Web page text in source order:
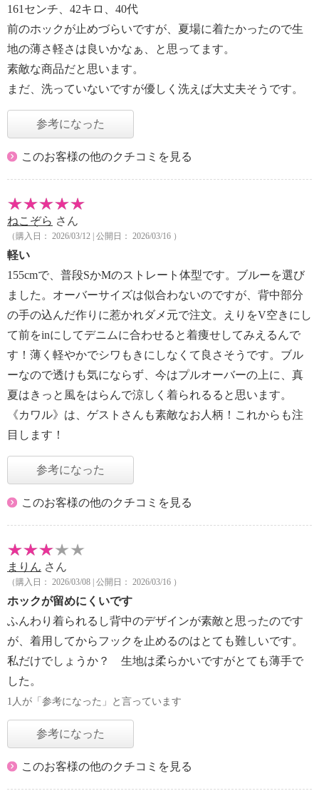
161センチ、42キロ、40代
前のホックが止めづらいですが、夏場に着たかったので生
地の薄さ軽さは良いかなぁ、と思ってます。
素敵な商品だと思います。
まだ、洗っていないですが優しく洗えば大丈夫そうです。
参考になった
このお客様の他のクチコミを見る
ねこぞら さん
（購入日： 2026/03/12 | 公開日： 2026/03/16 ）
軽い
155cmで、普段SかMのストレート体型です。ブルーを選び
ました。オーバーサイズは似合わないのですが、背中部分
の手の込んだ作りに惹かれダメ元で注文。えりをV空きにし
て前をinにしてデニムに合わせると着痩せしてみえるんで
す！薄く軽やかでシワもきにしなくて良さそうです。ブル
ーなので透けも気にならず、今はプルオーバーの上に、真
夏はきっと風をはらんで涼しく着られるると思います。
《カワル》は、ゲストさんも素敵なお人柄！これからも注
目します！
参考になった
このお客様の他のクチコミを見る
まりん さん
（購入日： 2026/03/08 | 公開日： 2026/03/16 ）
ホックが留めにくいです
ふんわり着られるし背中のデザインが素敵と思ったのです
が、着用してからフックを止めるのはとても難しいです。
私だけでしょうか？ 生地は柔らかいですがとても薄手で
した。
1人が「参考になった」と言っています
参考になった
このお客様の他のクチコミを見る